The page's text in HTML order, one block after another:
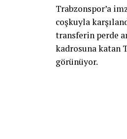
Trabzonspor’a
coşkuyla
transferin perde
kadrosuna katan
görünüyor.